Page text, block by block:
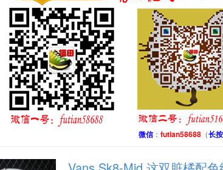
微信： futian58688（长